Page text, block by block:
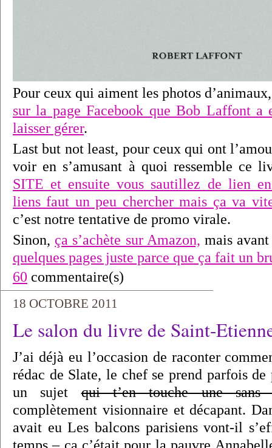
Pour ceux qui aiment les photos
sur la page Facebook que Bob Laffont a
laisser gérer.
Last but not least, pour ceux qui ont
voir en s’amusant à quoi ressemble ce
SITE et ensuite vous sautillez de lien
liens faut un peu chercher mais ça va
c’est notre tentative de promo virale.
Sinon, ça s’achète sur Amazon, mais
quelques pages juste parce que ça fait un
60 commentaire(s)
18 OCTOBRE 2011
Le salon du livre de Saint-
J’ai déjà eu l’occasion de raconter
rédac de Slate, le chef se prend parfois
un sujetqui t’en touche une sans
complètement visionnaire et décapant.
avait eu Les balcons parisiens vont-il